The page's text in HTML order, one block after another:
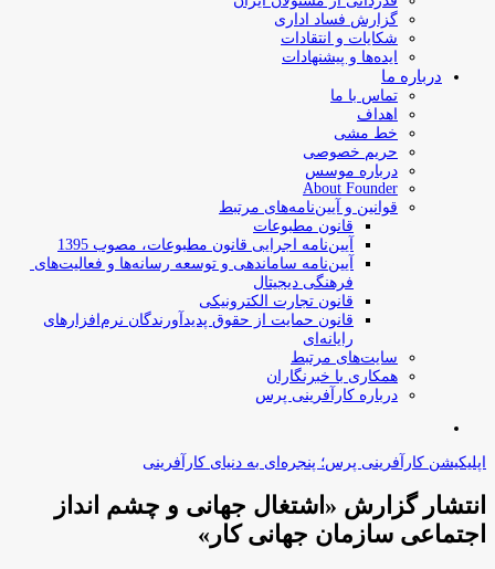
گزارش فساد اداری
شکایات و انتقادات
ایده‌ها و پیشنهادات
درباره ما
تماس با ما
اهداف
خط مشی
حریم خصوصی
درباره موسس
About Founder
قوانین و آیین‌نامه‌های مرتبط
‌قانون مطبوعات
آیین‌نامه اجرایی قانون مطبوعات، مصوب 1395
آیین‌نامه سامان­دهی و توسعه رسانه­‌ها و فعالیت‌­های
فرهنگی دیجیتال
قانون تجارت الکترونیکی
قانون حمایت از حقوق پدیدآورندگان نرم‌افزارهای
رایانه‌ای
سایت‌های مرتبط
همکاری با خبرنگاران
درباره کارآفرینی پرس
اپلیکیشن کارآفرینی پرس؛ پنجره‌ای به دنیای کارآفرینی
انتشار گزارش «اشتغال جهانی و چشم انداز
اجتماعی سازمان جهانی کار»